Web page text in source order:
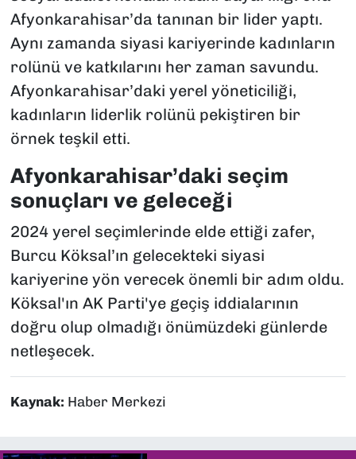
Afyonkarahisar’da tanınan bir lider yaptı.
Aynı zamanda siyasi kariyerinde kadınların
rolünü ve katkılarını her zaman savundu.
Afyonkarahisar’daki yerel yöneticiliği,
kadınların liderlik rolünü pekiştiren bir
örnek teşkil etti.
Afyonkarahisar’daki seçim
sonuçları ve geleceği
2024 yerel seçimlerinde elde ettiği zafer,
Burcu Köksal’ın gelecekteki siyasi
kariyerine yön verecek önemli bir adım oldu.
Köksal'ın AK Parti'ye geçiş iddialarının
doğru olup olmadığı önümüzdeki günlerde
netleşecek.
Kaynak: Haber Merkezi